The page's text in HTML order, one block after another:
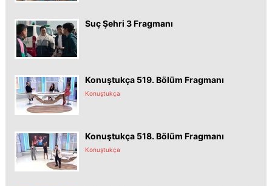
Suç Şehri 3 Fragmanı
Konuştukça 519. Bölüm Fragmanı
Konuştukça
Konuştukça 518. Bölüm Fragmanı
Konuştukça